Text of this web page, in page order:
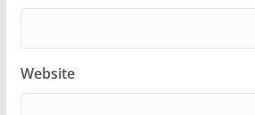
Website